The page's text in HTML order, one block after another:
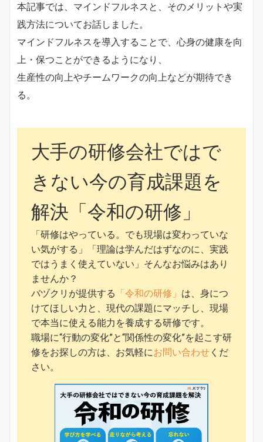
本記事では、マインドフルネスと、そのメリットや実
践方法についてお話しました。
マインドフルネスを導入することで、心身の健康を向
上・保つことができるようになり、
生産性の向上やチームワークの向上などが期待でき
る。
大手の研修会社ではで
きない今の育成課題を
解決「令和の研修」
「研修はやっている。でも現場は変わっていな
い気がする」「理論は学んだはずなのに、実践
ではうまく使えていない」そんなお悩みはあり
ませんか？
バヅクリが提供する 「令和の研修」 は、身につ
けてほしい力と、現代の課題にマッチし、現場
で本当に使える能力を養成する研修です。
職場に“行動の変化”と“関係性の変化”を起こす研
修をお探しの方は、お気軽にお問い合わせ くだ
さい。